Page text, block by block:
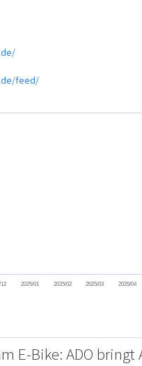
feed/
12 2025/01 2025/02 2025/03 2025/04
E-Bike: ADO